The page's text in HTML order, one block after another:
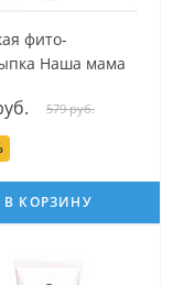
фито-
Наша мама
579 руб.
В КОРЗИНУ